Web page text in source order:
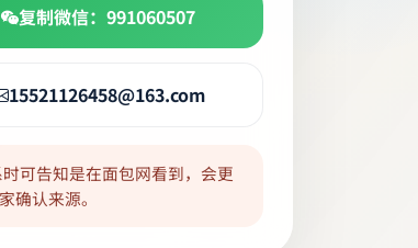
复制微信：991060507
15521126458@163.com
可告知是在面包网看到，会更
确认来源。